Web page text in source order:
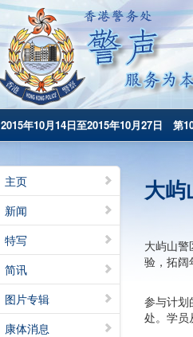
2015年10月14日至2015年10月27日 第
主页
新闻
特写
简讯
图片专辑
康体消息
大屿
大屿山
验，拓阔
参与计划
处。学员